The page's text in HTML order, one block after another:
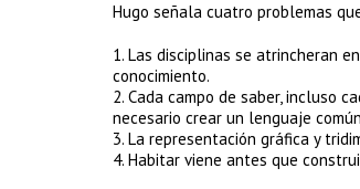
Hugo señala cuatro problemas
1. Las disciplinas se atrincheran
conocimiento.
2. Cada campo de saber, incluso
necesario crear un lenguaje
3. La representación gráfica y
4. Habitar viene antes que